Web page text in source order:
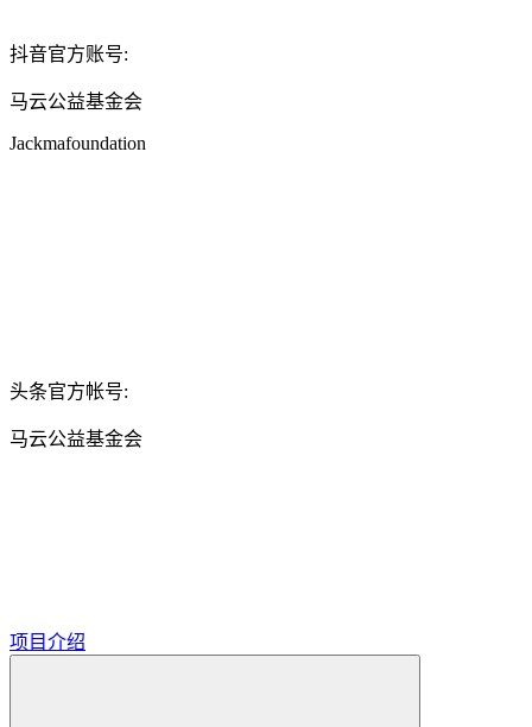
抖音官方账号:
马云公益基金会
Jackmafoundation
头条官方帐号:
马云公益基金会
项目介绍